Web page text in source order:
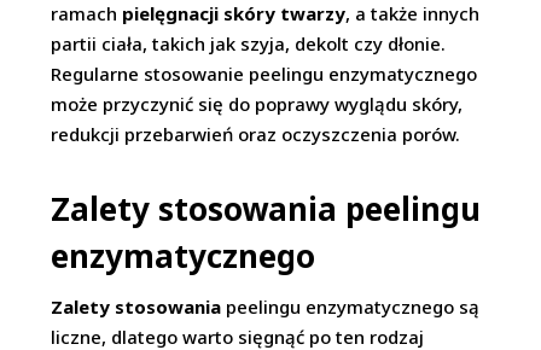
ramach pielęgnacji skóry twarzy, a także innych
partii ciała, takich jak szyja, dekolt czy dłonie.
Regularne stosowanie peelingu enzymatycznego
może przyczynić się do poprawy wyglądu skóry,
redukcji przebarwień oraz oczyszczenia porów.
Zalety stosowania peelingu
enzymatycznego
Zalety stosowania peelingu enzymatycznego są
liczne, dlatego warto sięgnąć po ten rodzaj